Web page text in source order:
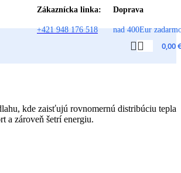
Zákaznícka linka:
+421 948 176 518
Doprava
nad 400Eur
0,00
kde zaisťujú rovnomernú distribúciu tepla
a zároveň šetrí energiu.